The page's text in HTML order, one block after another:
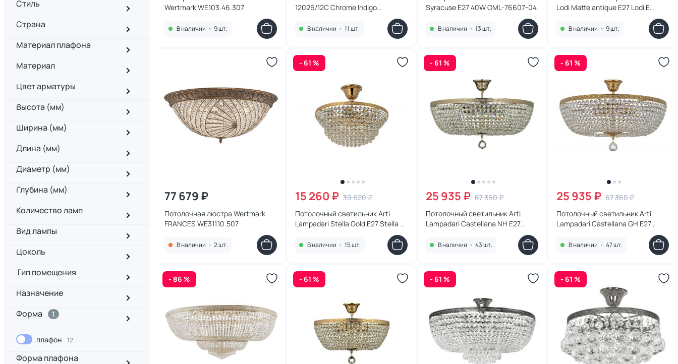
Стиль
Страна
Материал плафона
Материал
Цвет арматуры
Высота (мм)
Ширина (мм)
Длина (мм)
Диаметр (мм)
Глубина (мм)
Количество ламп
Вид лампы
Цоколь
Тип помещения
Назначение
Форма
1
плафон 12
Форма плафона
Wertmark WE103.46.307
В наличии • 9 шт.
12026/12C Chrome Indigo
В наличии • 11 шт.
Syracuse E27 40W OML-76607-04
В наличии • 13 шт.
Lodi Matte antique E27 Lodi E
В наличии • 9 шт.
77 679 ₽
Потолочная люстра Wertmark
FRANCES WE311.10.507
В наличии • 2 шт.
- 61 %
15 260 ₽ 39 620 ₽
Потолочный светильник Arti
Lampadari Stella Gold E27 Stella E
В наличии • 15 шт.
- 61 %
25 935 ₽ 67 360 ₽
Потолочный светильник Arti
Lampadari Castellana NH E27
В наличии • 43 шт.
- 61 %
25 935 ₽ 67 360 ₽
Потолочный светильник Arti
Lampadari Castellana GH E27
В наличии • 47 шт.
- 86 % - 61 % - 61 % - 61 %